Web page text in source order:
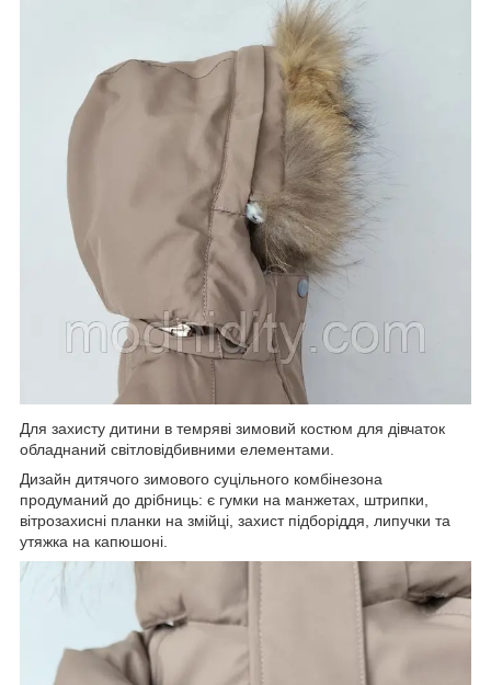
Для захисту дитини в темряві зимовий костюм для дівчаток
обладнаний світловідбивними елементами.
Дизайн дитячого зимового суцільного комбінезона
продуманий до дрібниць: є гумки на манжетах, штрипки,
вітрозахисні планки на змійці, захист підборіддя, липучки та
утяжка на капюшоні.